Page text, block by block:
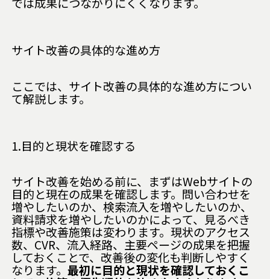
サイト改善の具体的な進め方
ここでは、サイト改善の具体的な進め方につい
て解説します。
1.目的と現状を確認する
サイト改善を始める前に、まずはWebサイトの
目的と現在の成果を確認します。問い合わせを
増やしたいのか、検索流入を増やしたいのか、
資料請求を増やしたいのかによって、見るべき
指標や改善施策は変わります。現状のアクセス
数、CVR、流入経路、主要ページの成果を把握
しておくことで、改善後の変化も判断しやすく
なります。最初に目的と現状を確認しておくこ